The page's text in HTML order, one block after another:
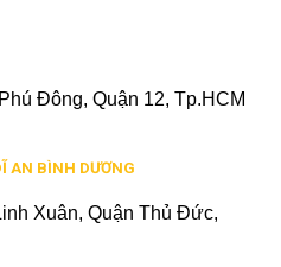
Đông, Quận 12, Tp.HCM
AN BÌNH DƯƠNG
Xuân, Quận Thủ Đức,